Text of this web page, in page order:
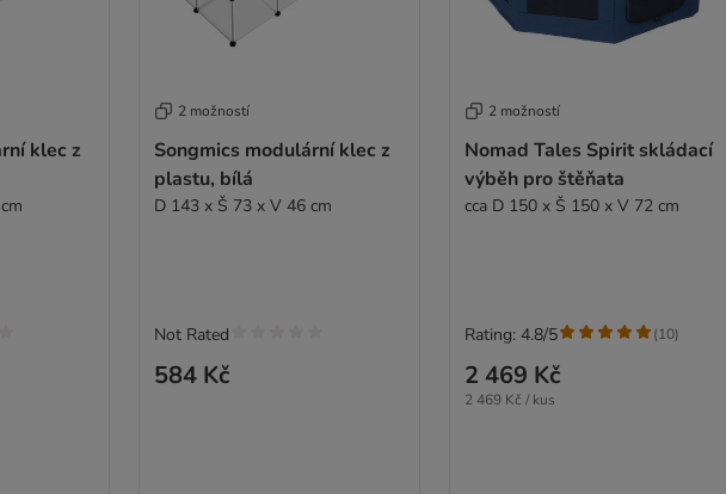
klec z
2 možností
Songmics modulární klec z
plastu, bílá
D 143 x Š 73 x V 46 cm
584 Kč
Not Rated
2 možností
Nomad Tales Spirit skládací
výběh pro štěňata
cca D 150 x Š 150 x V 72 cm
2 469 Kč
2 469 Kč / kus
Rating: 4.8/5 (10)